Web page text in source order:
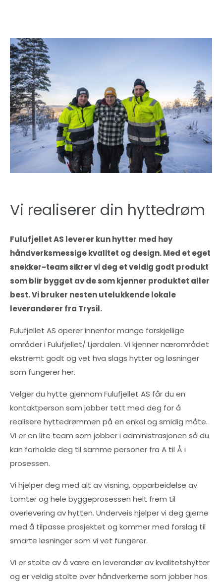
Vi realiserer din hyttedrøm
Fulufjellet AS leverer kun hytter med høy
håndverksmessige kvalitet og design. Med et eget
snekker-team sikrer vi deg et veldig godt produkt
som blir bygget av de som kjenner produktet aller
best. Vi bruker nesten utelukkende lokale
leverandører fra Trysil.
Fulufjellet AS operer innenfor mange forskjellige
områder i Fulufjellet/ Ljørdalen. Vi kjenner nærområdet
ekstremt godt og vet hva slags hytter og løsninger
som fungerer her.
Velger du hytte gjennom Fulufjellet AS får du en
kontaktperson som jobber tett med deg for å
realisere hyttedrømmen på en enkel og smidig måte.
Vi er en lite team som jobber i administrasjonen så du
kan forholde deg til samme personer fra A til Å i
prosessen.
Vi hjelper deg med alt av visning, opparbeidelse av
tomter og hele byggeprosessen helt frem til
overlevering av hytten. Underveis hjelper vi deg gjerne
med å tilpasse prosjektet og kommer med forslag til
smarte løsninger som vi vet fungerer.
Vi er stolte av å være en leverandør av kvalitetshytter
og er veldig stolte over håndverkerne som jobber hos